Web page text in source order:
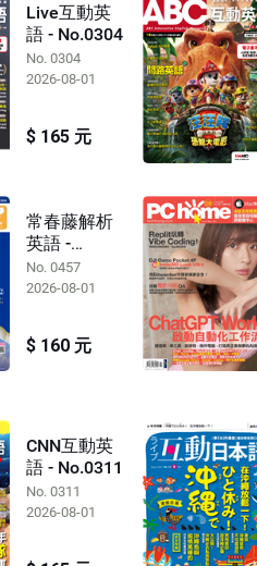
Live互動英
語 - No.0304
No. 0304
2026-08-01
$ 165 元
常春藤解析
英語 -
No.0457
No. 0457
2026-08-01
$ 160 元
CNN互動英
語 - No.0311
No. 0311
2026-08-01